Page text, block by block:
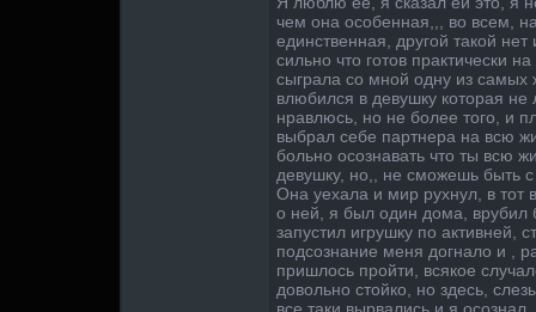
чем она особенная,,, во всем,
единственная, другой такой
сильно что готов практически
сыграла со мной одну из самых
влюбился в девушку которая
нравлюсь, но не более того, и
выбрал себе партнера на всю
больно осознавать что ты всю
девушку, но,, не сможешь быть
Она уехала и мир рухнул, в тот
о ней, я был один дома, врубил
запустил игрушку по активней,
подсознание меня догнало и ,
пришлось пройти, всякое
довольно стойко, но здесь,